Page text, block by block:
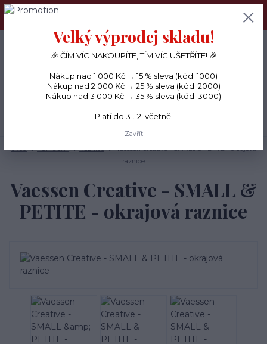
PŘÁNÍČKA a PAPÍROVÉ DÁRKY odesílám každý den, KREATIVNÍ
Menu
CZK
+420 734 380 930
(Po-Ne, 8-20 hod.)
raznice
Vaessen Creative - SMALL &
PETITE - okrajová raznice
Velký výprodej skladu!
🎉 ČÍM VÍC NAKOUPÍTE, TÍM VÍC UŠETŘÍTE! 🎉
Nákup nad 1 000 Kč → 15 % sleva (kód: 1000)
Nákup nad 2 000 Kč → 25 % sleva (kód: 2000)
Nákup nad 3 000 Kč → 35 % sleva (kód: 3000)
Platí do 31.12. včetně.
Zavřít